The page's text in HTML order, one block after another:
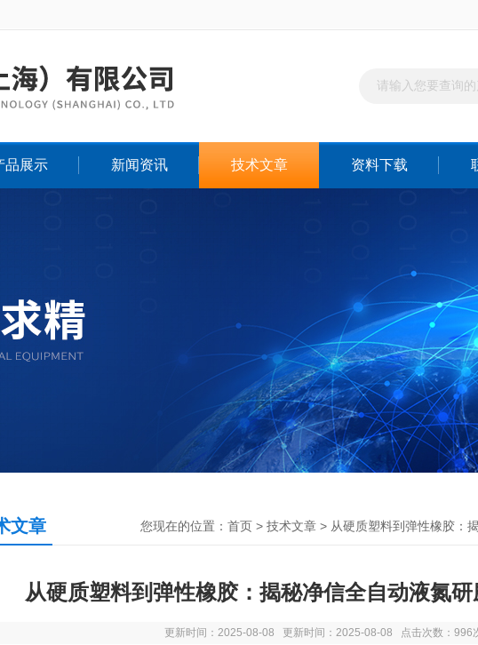
品展示 新闻资讯 技术文章 资料下载
文章 您现在的位置： 首页 > 技术文章 > 从硬质塑料到弹性橡胶：
从硬质塑料到弹性橡胶：揭秘净信全自动液氮
更新时间：2025-08-08 更新时间：2025-08-08 点击次数：996